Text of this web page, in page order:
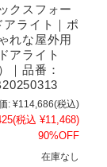
クスフォー
アライト｜ポ
れな屋外用
アライト
｜品番：
: ¥114,686(税込)
(税込 ¥11,468)
90%OFF
在庫なし